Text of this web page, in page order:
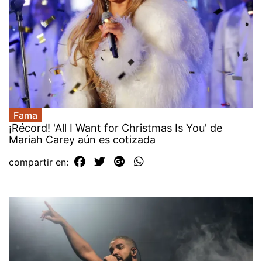
Fama
¡Récord! 'All I Want for Christmas Is You' de
Mariah Carey aún es cotizada
compartir en: